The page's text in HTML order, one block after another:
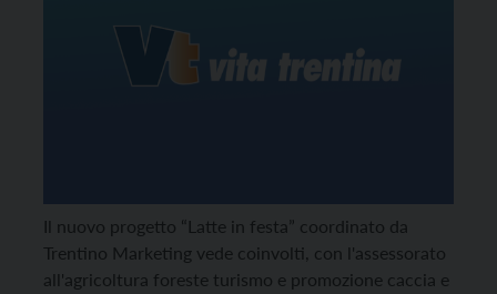
Il nuovo progetto “Latte in festa” coordinato da
Trentino Marketing vede coinvolti, con l'assessorato
all'agricoltura foreste turismo e promozione caccia e